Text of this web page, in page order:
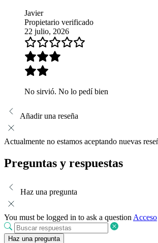
Javier
Propietario verificado
22 julio, 2026
No sirvió. No lo pedí bien
Añadir una reseña
Actualmente no estamos aceptando nuevas
Preguntas y respuestas
Haz una pregunta
You must be logged in to ask a question Acceso
Haz una pregunta